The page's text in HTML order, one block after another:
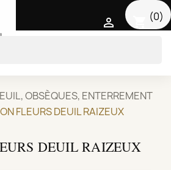
(0)

OBSÈQUES, ENTERREMENT
FLEURS DEUIL RAIZEUX
DEUIL RAIZEUX